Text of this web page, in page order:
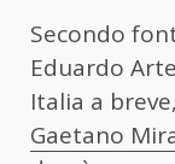
Secondo
Eduardo
Italia a
Gaetano